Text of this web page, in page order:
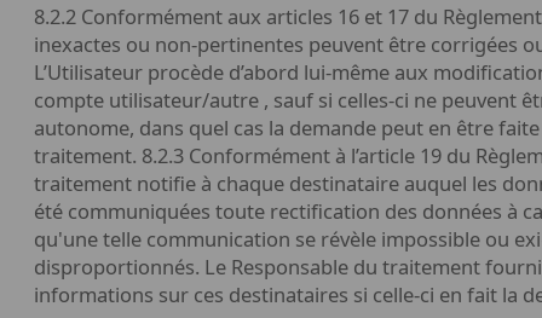
8.2.2 Conformément aux articles 16 et 17 du
inexactes ou non-pertinentes peuvent être corrigées
L’Utilisateur procède d’abord lui-même aux
compte utilisateur/autre , sauf si celles-ci ne peuvent
autonome, dans quel cas la demande peut en être
traitement. 8.2.3 Conformément à l’article 19 du
traitement notifie à chaque destinataire auquel les
été communiquées toute rectification des données à
qu'une telle communication se révèle impossible ou
disproportionnés. Le Responsable du traitement
informations sur ces destinataires si celle-ci en fait la